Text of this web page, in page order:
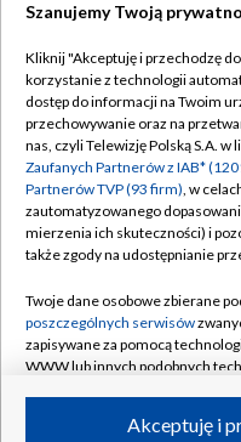
Abonament TVP
Emisja w TVP
Centrum informacji
Naziemna Telewizja
Rada Programowa
System NOS
Informacje o nadawcy
Program dla prasy
Szanujemy Twoją
Kliknij "Akceptuję i przechodzę
korzystanie z technologii
dostęp do informacji na Twoim
przechowywanie oraz na
nas, czyli Telewizję Polską S.A. w
Zaufanych Partnerów z IAB*
Partnerów TVP (93 firm), w
zautomatyzowanego
mierzenia ich skuteczności) i
także zgody na udostępnianie
Twoje dane osobowe zbierane
poszczególnych serwisów
zapisywane za pomocą
WWW lub innych podobnych
ruchu w Internecie.Akceptuję i